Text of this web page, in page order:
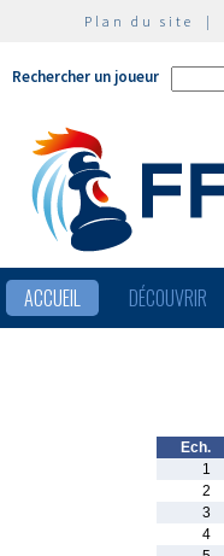
Plan du site |
Rechercher un joueur
ACCUEIL DÉCOUVRIR
Ech.
1
2
3
4